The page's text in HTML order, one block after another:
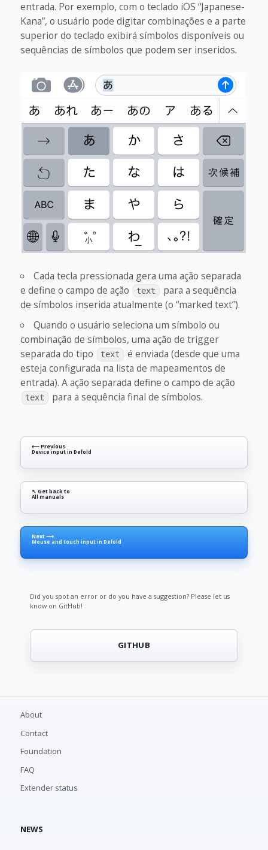
entrada. Por exemplo, com o teclado iOS “Japanese-
Kana”, o usuário pode digitar combinações e a parte
superior do teclado exibirá símbolos disponíveis ou
sequências de símbolos que podem ser inseridos.
Cada tecla pressionada gera uma ação separada
e define o campo de ação
text
para a sequência
de símbolos inserida atualmente (o “marked text”).
Quando o usuário seleciona um símbolo ou
combinação de símbolos, uma ação de trigger
separada do tipo
text
é enviada (desde que uma
esteja configurada na lista de mapeamentos de
entrada). A ação separada define o campo de ação
text para a sequência final de símbolos.
⟵ Previous
Device input in Defold
↖ Get back to
All manuals
Next ⟶
Mouse and touch input in Defold
Did you spot an error or do you have a suggestion? Please let us
know on GitHub!
GITHUB
About
Contact
Foundation
FAQ
Extender status
NEWS